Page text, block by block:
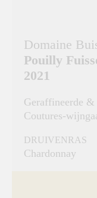
Domaine
Pouilly
2021
Geraffineerde
Coutures-
DRUIVENRAS
Chardonnay